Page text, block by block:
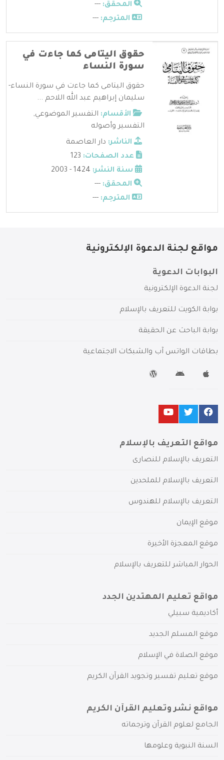
المحقق: ---
المترجم: ---
حقوق اليتامى كما جاءت في
سورة النساء
حقوق اليتامى كما جاءت في سورة النساء-
سليمان إبراهيم عبد الله اللاحم ...
الأقسام: التفسير الموضوعي,
التفسير وأصوله
الناشر: دار العاصمة
عدد الصفحات:
سنة النشر:
المحقق: ---
المترجم: ---
مواقع لجنة الدعوة الإلكترونية
البوابات الدعوية
لجنة الدعوة الإلكترونية
بوابة الكويت للتعريف بالإسلام
بوابة الباحث عن الحقيقة
بطاقات الواتس آب والشبكات الاجتماعية
مواقع التعريف بالإسلام
التعريف بالإسلام للنصارى
التعريف بالإسلام للملحدين
التعريف بالإسلام للهندوس
موقع الإيمان
موقع المعجزة الأخيرة
الحوار المباشر للتعريف بالإسلام
مواقع تعليم المهتدين الجدد
أكاديمية سبيلي
موقع المسلم الجديد
موقع الصلاة في الإسلام
موقع تعليم تفسير وتجويد القرآن الكريم
مواقع نشر وتعليم القرآن الكريم
الجامع لعلوم القرآن وترجماته
السنة النبوية وعلومها